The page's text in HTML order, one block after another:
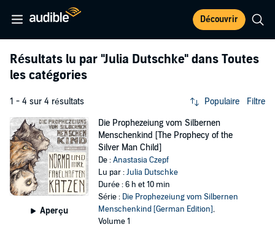
Découvrir
Résultats lu par "Julia Dutschke" dans Toutes
les catégories
1 - 4 sur 4 résultats Populaire Filtre
Aperçu
Die Prophezeiung vom Silbernen
Menschenkind [The Prophecy of the
Silver Man Child]
De :Anastasia Czepf
Lu par :Julia Dutschke
Durée : 6 h et 10 min
Série : Die Prophezeiung vom Silbernen
Menschenkind [German Edition],
Volume 1